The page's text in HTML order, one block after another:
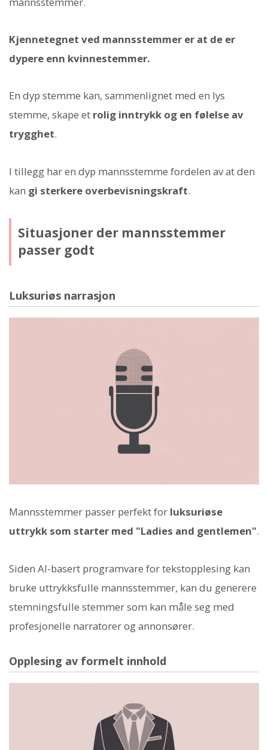
Kjennetegnet ved mannsstemmer er at de er
dypere enn kvinnestemmer.
En dyp stemme kan, sammenlignet med en lys
stemme, skape et rolig inntrykk og en følelse av
trygghet.
I tillegg har en dyp mannsstemme fordelen av at den
kan gi sterkere overbevisningskraft.
Situasjoner der mannsstemmer
passer godt
Luksuriøs narrasjon
Mannsstemmer passer perfekt for luksuriøse
uttrykk som starter med "Ladies and gentlemen".
Siden AI-basert programvare for tekstopplesing kan
bruke uttrykksfulle mannsstemmer, kan du generere
stemningsfulle stemmer som kan måle seg med
profesjonelle narratorer og annonsører.
Opplesing av formelt innhold